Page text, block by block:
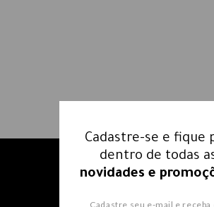
Receba nossos e-mails
Cadastre-se e fique
dentro de todas
novidades e
Cadastre seu e-mail e receba